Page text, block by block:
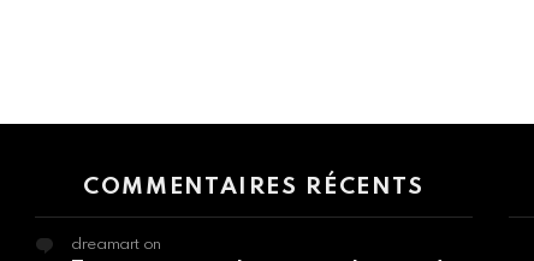
COMMENTAIRES RÉCENTS
dreamart on